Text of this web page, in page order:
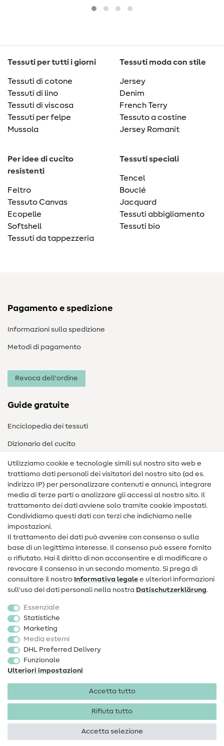
Tessuti per tutti i giorni
Tessuti di cotone
Tessuti di lino
Tessuti di viscosa
Tessuti per felpe
Mussola
Tessuti moda con stile
Jersey
Denim
French Terry
Tessuto a costine
Jersey Romanit
Per idee di cucito
resistenti
Feltro
Tessuto Canvas
Ecopelle
Softshell
Tessuti da tappezzeria
Tessuti speciali
Tencel
Bouclé
Jacquard
Tessuti abbigliamento
Tessuti bio
Pagamento e spedizione
Informazioni sulla spedizione
Metodi di pagamento
Revoca dell'ordine
Guide gratuite
Enciclopedia dei tessuti
Dizionario del cucito
Nähanleitungen
Assistenza e contatto
Contatto
Informazioni sul nuovo proprietario
FAQ
Diritto di recesso
Popolare
Accessori cucito
Sale
Utilizziamo cookie e tecnologie simili sul nostro sito web e
trattiamo dati personali dei visitatori del nostro sito (ad es.
indirizzo IP) per personalizzare contenuti e annunci, integrare
media di terze parti o analizzare gli accessi al nostro sito. Il
trattamento dei dati avviene solo tramite cookie impostati.
Condividiamo questi dati con terzi che indichiamo nelle
impostazioni.
Il trattamento dei dati può avvenire con consenso o sulla
base di un legittimo interesse. Il consenso può essere fornito
o rifiutato. Hai il diritto di non acconsentire e di modificare o
revocare il consenso in un secondo momento. Si prega di
consultare il nostro Informativa legale e ulteriori informazioni
sull'uso dei dati personali nella nostra Dati­schutz­erklärung.
Essenziale
Statistiche
Marketing
Media esterni
DHL Preferred Delivery
Funzionale
Ulteriori impostazioni
Accetta tutto
Rifiuta tutto
Accetta selezione
Informazioni legali Privacy
Condizioni generali
Diritti d'autore 2026 SewIY GmbH